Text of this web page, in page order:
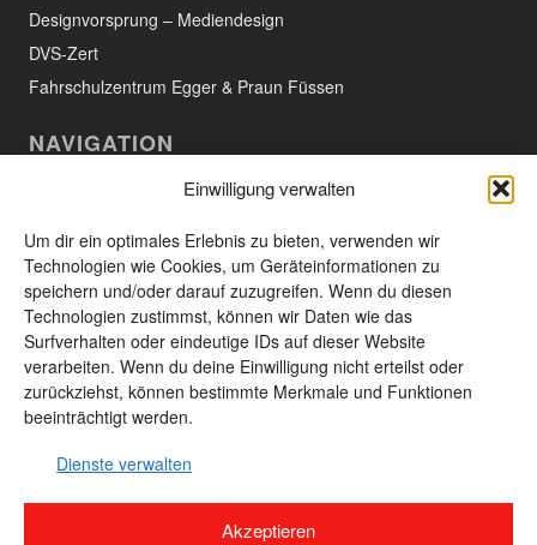
Einwilligung verwalten
Um dir ein optimales Erlebnis zu bieten, verwenden wir
Technologien wie Cookies, um Geräteinformationen zu
speichern und/oder darauf zuzugreifen. Wenn du diesen
Technologien zustimmst, können wir Daten wie das
Surfverhalten oder eindeutige IDs auf dieser Website
verarbeiten. Wenn du deine Einwilligung nicht erteilst oder
zurückziehst, können bestimmte Merkmale und Funktionen
beeinträchtigt werden.
Dienste verwalten
Akzeptieren
Designvorsprung – Mediendesign
DVS-Zert
Fahrschulzentrum Egger & Praun Füssen
NAVIGATION
Aktuelles
Das Unternehmen
Leistungen und Produkte
Unsere Produkte
Kontakt
Seitenübersicht